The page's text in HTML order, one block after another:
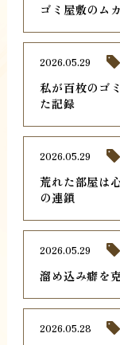
ゴミ屋敷のム
私が百枚のゴ
た記録
2026.05.29
荒れた部屋は
の連鎖
2026.05.29
溜め込み癖を
2026.05.29
2026.05.28